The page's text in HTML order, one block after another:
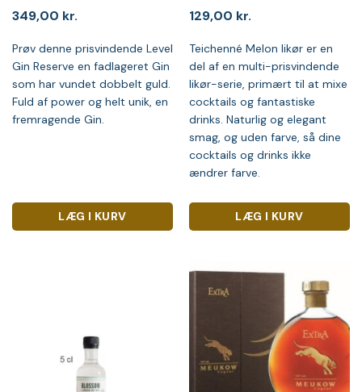
349,00 kr.
Prøv denne prisvindende Level
Gin Reserve en fadlageret Gin
som har vundet dobbelt guld.
Fuld af power og helt unik, en
fremragende Gin.
LÆG I KURV
129,00 kr.
Teichenné Melon likør er en
del af en multi-prisvindende
likør-serie, primært til at mixe
cocktails og fantastiske
drinks. Naturlig og elegant
smag, og uden farve, så dine
cocktails og drinks ikke
ændrer farve.
LÆG I KURV